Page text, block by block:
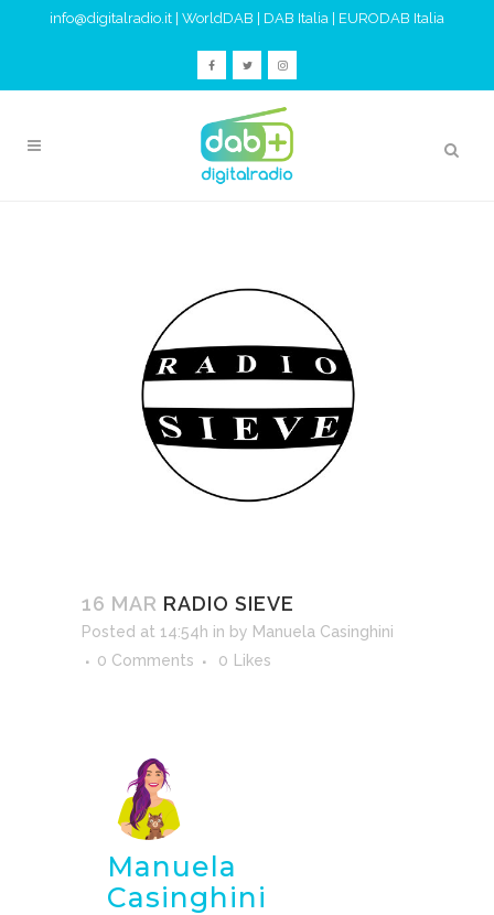
info@digitalradio.it WorldDAB DAB Italia EURODAB Italia
16 MAR RADIO SIEVE
Posted at 14:54h in by Manuela Casinghini
0 Comments
0 Likes
Manuela
Casinghini